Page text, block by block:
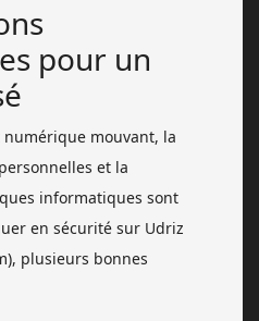
pour un
mouvant, la
et la
informatiques sont
en sécurité sur Udriz
plusieurs bonnes